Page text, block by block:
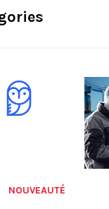
NOUVEAUTÉ